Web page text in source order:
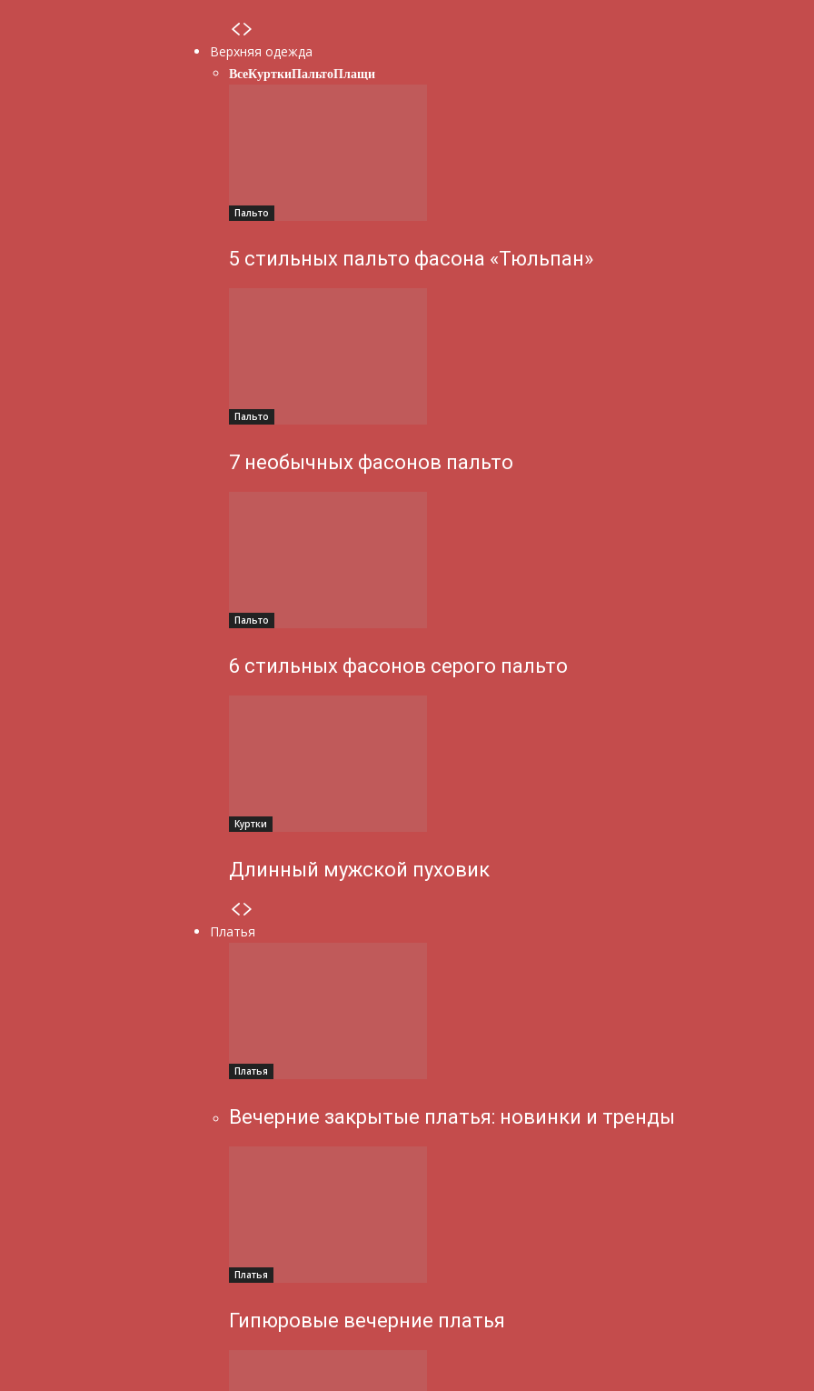
Верхняя одежда
ВсеКурткиПальтоПлащи
Пальто
5 стильных пальто фасона «Тюльпан»
Пальто
7 необычных фасонов пальто
Пальто
6 стильных фасонов серого пальто
Куртки
Длинный мужской пуховик
Платья
Платья
Вечерние закрытые платья: новинки и тренды
Платья
Гипюровые вечерние платья